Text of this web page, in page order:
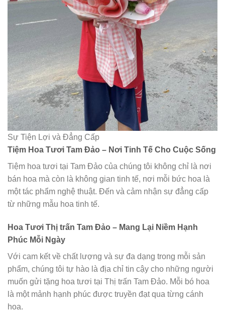
Sự Tiện Lợi và Đẳng Cấp
Tiệm Hoa Tươi Tam Đảo – Nơi Tinh Tế Cho Cuộc Sống
Tiệm hoa tươi tại Tam Đảo của chúng tôi không chỉ là nơi
bán hoa mà còn là không gian tinh tế, nơi mỗi bức hoa là
một tác phẩm nghệ thuật. Đến và cảm nhận sự đẳng cấp
từ những mẫu hoa tinh tế.
Hoa Tươi Thị trấn Tam Đảo – Mang Lại Niềm Hạnh
Phúc Mỗi Ngày
Với cam kết về chất lượng và sự đa dạng trong mỗi sản
phẩm, chúng tôi tự hào là địa chỉ tin cậy cho những người
muốn gửi tặng hoa tươi tại Thị trấn Tam Đảo. Mỗi bó hoa
là một mảnh hạnh phúc được truyền đạt qua từng cánh
hoa.